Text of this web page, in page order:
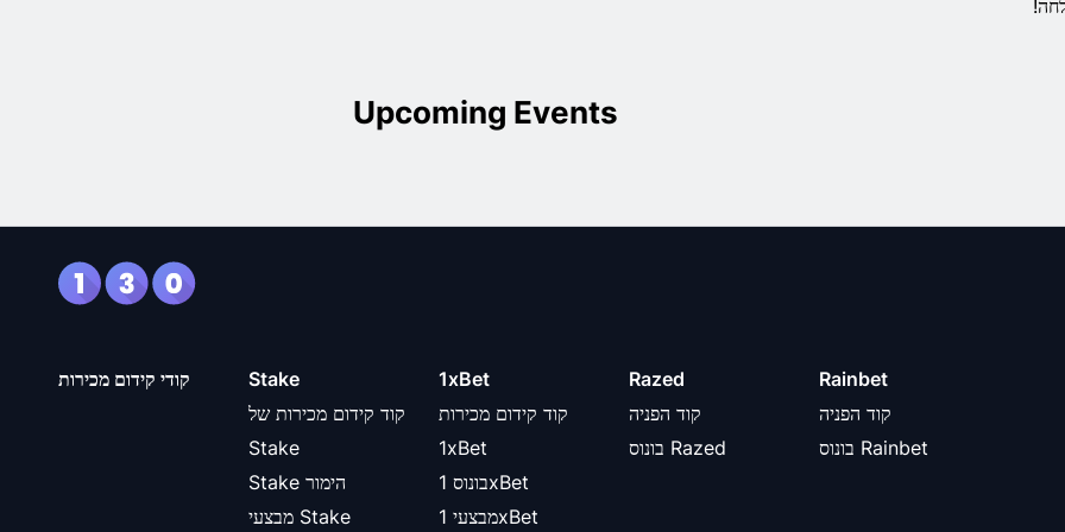
Upcoming Events
קודי קידום מכירות
Stake
קוד קידום מכירות של
Stake
Stake הימור
מבצעי Stake
1xBet
קוד קידום מכירות
1xBet
בונוס 1xBet
מבצעי 1xBet
Razed
קוד הפניה
בונוס Razed
Rainbet
קוד הפניה
בונוס Rainbet